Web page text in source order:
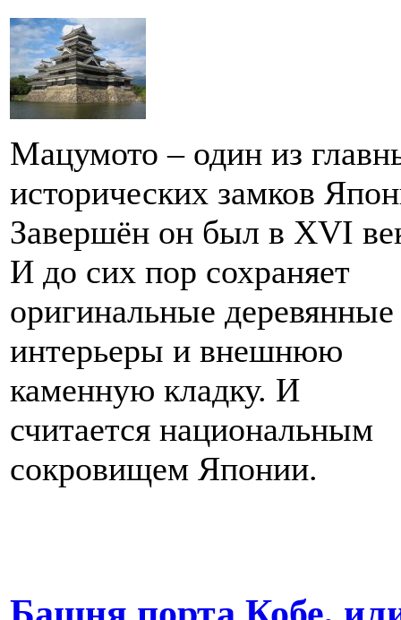
Мацумото – один из
исторических замков
Завершён он был в XVI
И до сих пор сохраняет
оригинальные деревянные
интерьеры и внешнюю
каменную кладку. И
считается национальным
сокровищем Японии.